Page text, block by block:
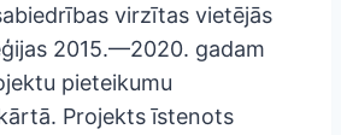
virzītas vietējās
2015.—2020. gadam
pieteikumu
Projekts īstenots